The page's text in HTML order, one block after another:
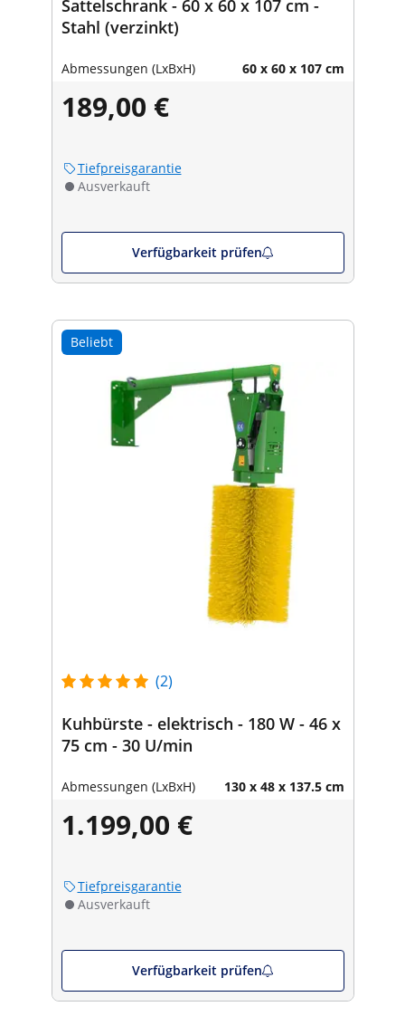
Sattelschrank - 60 x 60 x 107 cm -
Stahl (verzinkt)
Abmessungen (LxBxH) 60 x 60 x 107 cm
189,00 €
Tiefpreisgarantie
Ausverkauft
Verfügbarkeit prüfen
Beliebt
(2)
Kuhbürste - elektrisch - 180 W - 46 x
75 cm - 30 U/min
Abmessungen (LxBxH) 130 x 48 x 137.5 cm
1.199,00 €
Tiefpreisgarantie
Ausverkauft
Verfügbarkeit prüfen